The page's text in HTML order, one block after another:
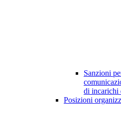
Sanzioni
di incarichi
Posizioni